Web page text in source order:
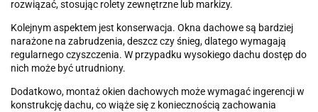
rozwiązać, stosując rolety zewnętrzne lub markizy.
Kolejnym aspektem jest konserwacja. Okna dachowe są bardziej
narażone na zabrudzenia, deszcz czy śnieg, dlatego wymagają
regularnego czyszczenia. W przypadku wysokiego dachu dostęp do
nich może być utrudniony.
Dodatkowo, montaż okien dachowych może wymagać ingerencji w
konstrukcję dachu, co wiąże się z koniecznością zachowania